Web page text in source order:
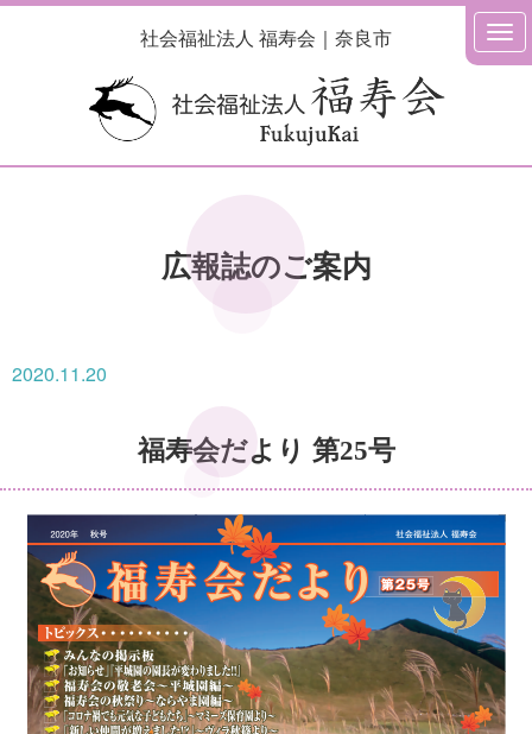
社会福祉法人 福寿会｜奈良市
広報誌のご案内
2020.11.20
福寿会だより 第25号